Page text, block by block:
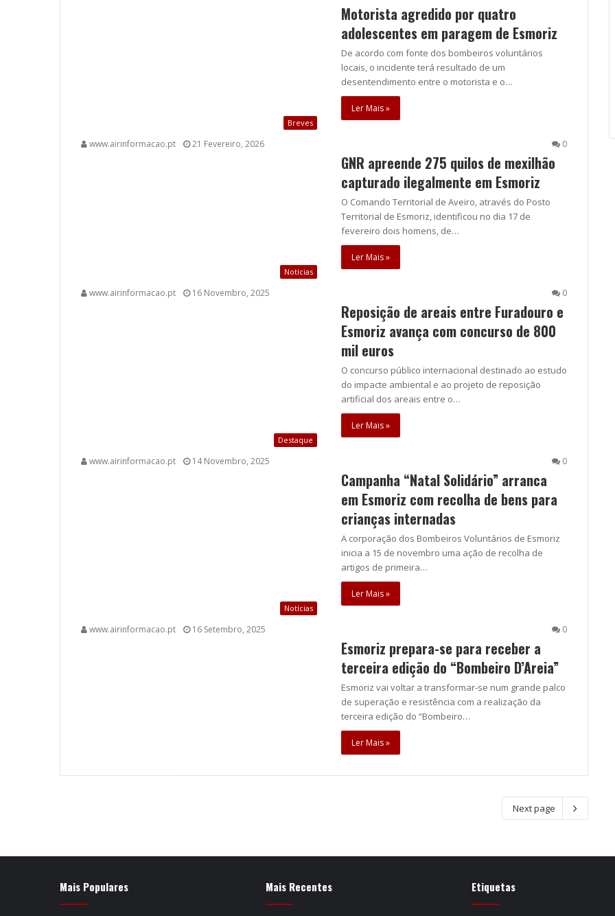
Motorista agredido por quatro
adolescentes em paragem de Esmoriz
De acordo com fonte dos bombeiros voluntários
locais, o incidente terá resultado de um
desentendimento entre o motorista e o…
Ler Mais »
Breves
www.airinformacao.pt 21 Fevereiro, 2026 0
GNR apreende 275 quilos de mexilhão
capturado ilegalmente em Esmoriz
O Comando Territorial de Aveiro, através do Posto
Territorial de Esmoriz, identificou no dia 17 de
fevereiro dois homens, de…
Ler Mais »
Notícias
www.airinformacao.pt 16 Novembro, 2025 0
Reposição de areais entre Furadouro e
Esmoriz avança com concurso de 800
mil euros
O concurso público internacional destinado ao estudo
do impacte ambiental e ao projeto de reposição
artificial dos areais entre o…
Ler Mais »
Destaque
www.airinformacao.pt 14 Novembro, 2025 0
Campanha “Natal Solidário” arranca
em Esmoriz com recolha de bens para
crianças internadas
A corporação dos Bombeiros Voluntários de Esmoriz
inicia a 15 de novembro uma ação de recolha de
artigos de primeira…
Ler Mais »
Notícias
www.airinformacao.pt 16 Setembro, 2025 0
Esmoriz prepara-se para receber a
terceira edição do “Bombeiro D’Areia”
Esmoriz vai voltar a transformar-se num grande palco
de superação e resistência com a realização da
terceira edição do “Bombeiro…
Ler Mais »
Next page
Mais Populares Mais Recentes Etiquetas